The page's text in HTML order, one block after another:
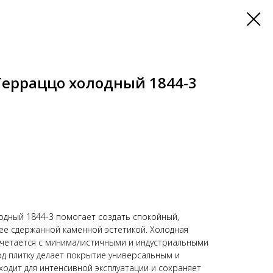
холодный 1844-3
1844-3 помогает создать спокойный,
сдержанной каменной эстетикой. Холодная
с минималистичными и индустриальными
делает покрытие универсальным и
для интенсивной эксплуатации и сохраняет